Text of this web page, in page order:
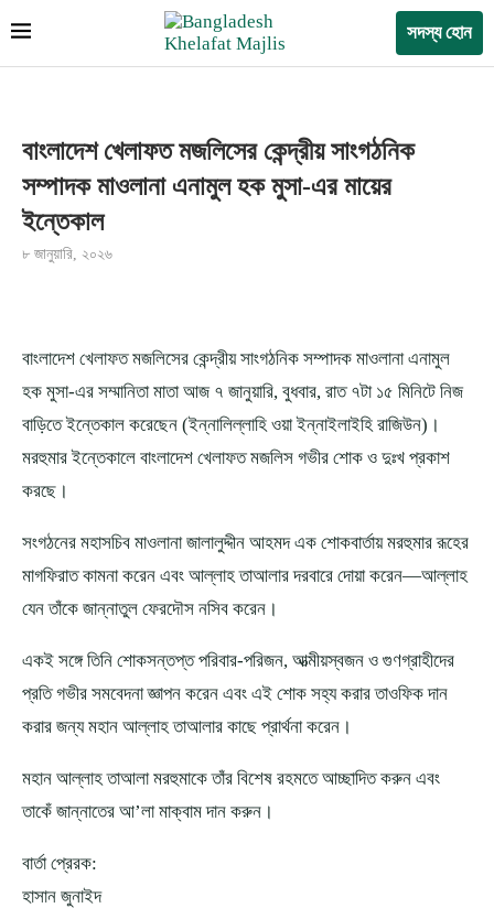
সদস্য হোন
বাংলাদেশ খেলাফত মজলিসের কেন্দ্রীয় সাংগঠনিক
সম্পাদক মাওলানা এনামুল হক মুসা-এর মায়ের
ইন্তেকাল
৮ জানুয়ারি, ২০২৬
বাংলাদেশ খেলাফত মজলিসের কেন্দ্রীয় সাংগঠনিক সম্পাদক মাওলানা এনামুল
হক মুসা-এর সম্মানিতা মাতা আজ ৭ জানুয়ারি, বুধবার, রাত ৭টা ১৫ মিনিটে নিজ
বাড়িতে ইন্তেকাল করেছেন (ইন্নালিল্লাহি ওয়া ইন্নাইলাইহি রাজিউন)।
মরহুমার ইন্তেকালে বাংলাদেশ খেলাফত মজলিস গভীর শোক ও দুঃখ প্রকাশ
করছে।
সংগঠনের মহাসচিব মাওলানা জালালুদ্দীন আহমদ এক শোকবার্তায় মরহুমার রূহের
মাগফিরাত কামনা করেন এবং আল্লাহ তাআলার দরবারে দোয়া করেন—আল্লাহ
যেন তাঁকে জান্নাতুল ফেরদৌস নসিব করেন।
একই সঙ্গে তিনি শোকসন্তপ্ত পরিবার-পরিজন, আত্মীয়স্বজন ও গুণগ্রাহীদের
প্রতি গভীর সমবেদনা জ্ঞাপন করেন এবং এই শোক সহ্য করার তাওফিক দান
করার জন্য মহান আল্লাহ তাআলার কাছে প্রার্থনা করেন।
মহান আল্লাহ তাআলা মরহুমাকে তাঁর বিশেষ রহমতে আচ্ছাদিত করুন এবং
তাকেঁ জান্নাতের আ’লা মাক্বাম দান করুন।
বার্তা প্রেরক:
হাসান জুনাইদ